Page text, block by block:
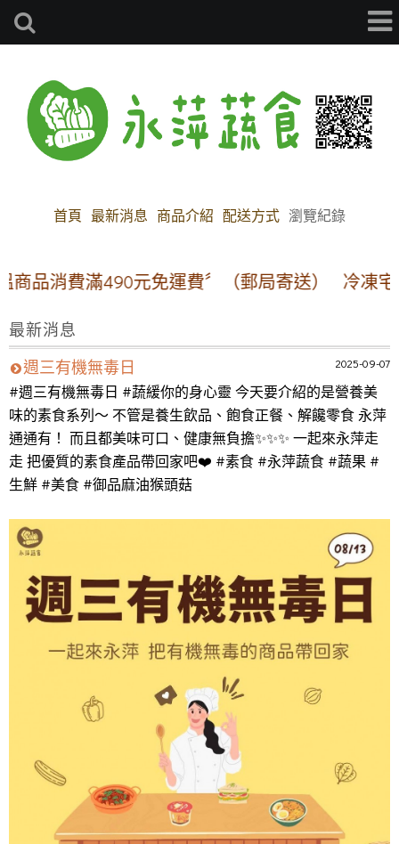
首頁 最新消息 商品介紹 配送方式 瀏覽紀錄
消費滿490元免運費〞（郵局寄送） 冷凍宅配
最新消息
2025-09-07
週三有機無毒日
#週三有機無毒日 #蔬緩你的身心靈 今天要介紹的是營養美
味的素食系列～ 不管是養生飲品、飽食正餐、解饞零食 永萍
通通有！ 而且都美味可口、健康無負擔✨✨✨ 一起來永萍走
走 把優質的素食產品帶回家吧❤️ #素食 #永萍蔬食 #蔬果 #
生鮮 #美食 #御品麻油猴頭菇